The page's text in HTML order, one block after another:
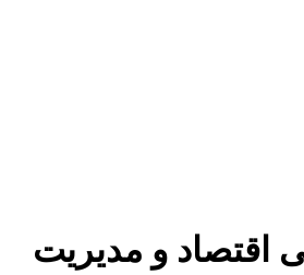
اقتصاد و مدیریت